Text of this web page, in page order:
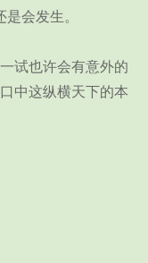
会发生。
试也许会有意外的
中这纵横天下的本